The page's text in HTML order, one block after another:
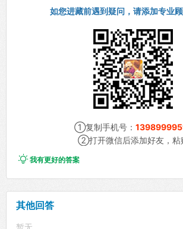
如您进藏前遇到疑问，请添加专业顾
①复制手机号：
②打开微信后添加好友，粘
我有更好的答案
其他回答
暂无